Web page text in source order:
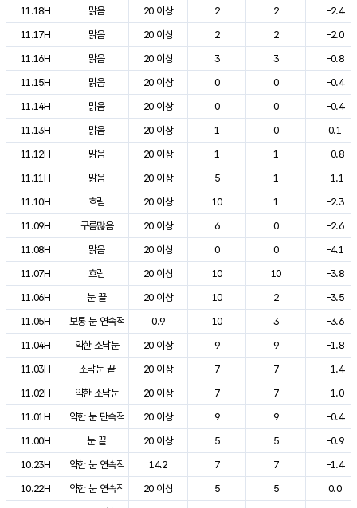
11.18H
맑음 20 이상 2 2
-2.4
11.17H
맑음 20 이상 2 2
-2.0
11.16H
맑음 20 이상 3 3
-0.8
11.15H
맑음 20 이상 0 0
-0.4
11.14H
맑음 20 이상 0 0
-0.4
11.13H
맑음 20 이상 1 0
0.1
11.12H
맑음 20 이상 1 1
-0.8
11.11H
맑음 20 이상 5 1
-1.1
11.10H
흐림 20 이상 10 1
-2.3
11.09H
구름많음 20 이상 6 0
-2.6
11.08H
맑음 20 이상 0 0
-4.1
11.07H
흐림 20 이상 10 10
-3.8
11.06H
눈 끝 20 이상 10 2
-3.5
11.05H
보통 눈 연속적 0.9 10 3
-3.6
11.04H
약한 소낙눈 20 이상 9 9
-1.8
11.03H
소낙눈 끝 20 이상 7 7
-1.4
11.02H
약한 소낙눈 20 이상 7 7
-1.0
11.01H
약한 눈 단속적 20 이상 9 9
-0.4
11.00H
눈 끝 20 이상 5 5
-0.9
10.23H
약한 눈 연속적 14.2 7 7
-1.4
10.22H
약한 눈 연속적 20 이상 5 5
0.0